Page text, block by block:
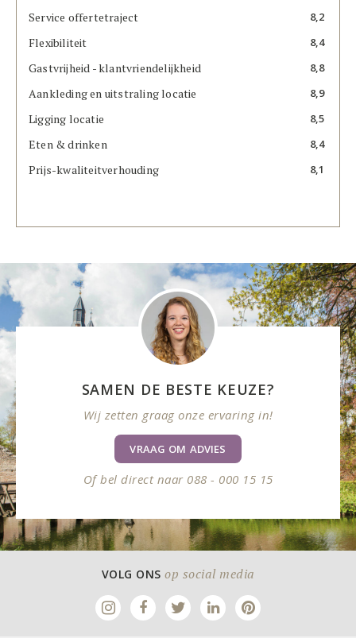
Service offertetraject 8,2
Flexibiliteit 8,4
Gastvrijheid - klantvriendelijkheid 8,8
Aankleding en uitstraling locatie 8,9
Ligging locatie 8,5
Eten & drinken 8,4
Prijs-kwaliteitverhouding 8,1
SAMEN DE BESTE KEUZE?
Wij zetten graag onze ervaring in!
VRAAG OM ADVIES
Of bel direct naar 088 - 000 15 15
VOLG ONS op social media